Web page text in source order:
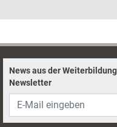
News aus der
Newsletter